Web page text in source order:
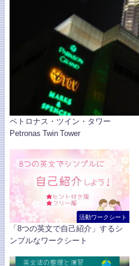
ペトロナス・ツイン・タワー
Petronas Twin Tower
活動ワークシート
「8つの英文で自己紹介」するシ
ンプルなワークシート